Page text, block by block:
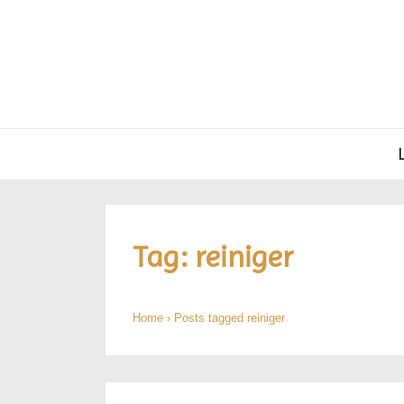
Tag: reiniger
Home › Posts tagged reiniger